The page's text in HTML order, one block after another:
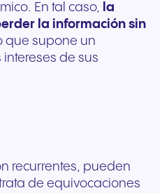
En tal caso, la
la información sin
que supone un
de sus
recurrentes, pueden
de equivocaciones